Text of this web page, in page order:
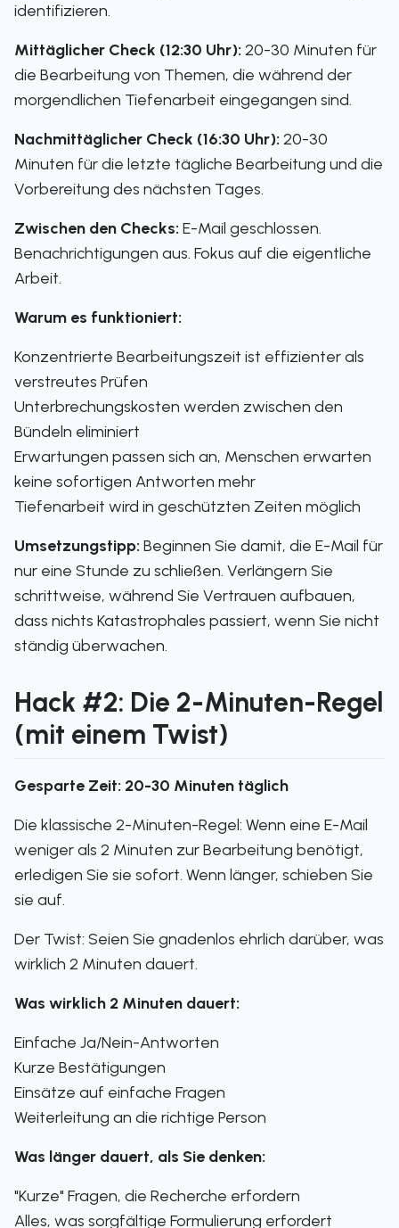
identifizieren.
Mittäglicher Check (12:30 Uhr): 20-30 Minuten für
die Bearbeitung von Themen, die während der
morgendlichen Tiefenarbeit eingegangen sind.
Nachmittäglicher Check (16:30 Uhr): 20-30
Minuten für die letzte tägliche Bearbeitung und die
Vorbereitung des nächsten Tages.
Zwischen den Checks: E-Mail geschlossen.
Benachrichtigungen aus. Fokus auf die eigentliche
Arbeit.
Warum es funktioniert:
Konzentrierte Bearbeitungszeit ist effizienter als
verstreutes Prüfen
Unterbrechungskosten werden zwischen den
Bündeln eliminiert
Erwartungen passen sich an, Menschen erwarten
keine sofortigen Antworten mehr
Tiefenarbeit wird in geschützten Zeiten möglich
Umsetzungstipp: Beginnen Sie damit, die E-Mail für
nur eine Stunde zu schließen. Verlängern Sie
schrittweise, während Sie Vertrauen aufbauen,
dass nichts Katastrophales passiert, wenn Sie nicht
ständig überwachen.
Hack #2: Die 2-Minuten-Regel
(mit einem Twist)
Gesparte Zeit: 20-30 Minuten täglich
Die klassische 2-Minuten-Regel: Wenn eine E-Mail
weniger als 2 Minuten zur Bearbeitung benötigt,
erledigen Sie sie sofort. Wenn länger, schieben Sie
sie auf.
Der Twist: Seien Sie gnadenlos ehrlich darüber, was
wirklich 2 Minuten dauert.
Was wirklich 2 Minuten dauert:
Einfache Ja/Nein-Antworten
Kurze Bestätigungen
Einsätze auf einfache Fragen
Weiterleitung an die richtige Person
Was länger dauert, als Sie denken:
"Kurze" Fragen, die Recherche erfordern
Alles, was sorgfältige Formulierung erfordert